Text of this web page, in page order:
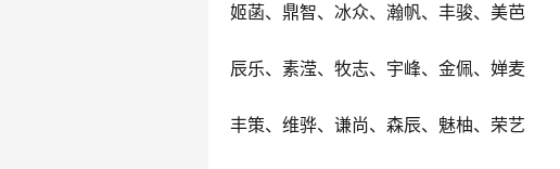
姬菡、鼎智、冰众、瀚帆、丰骏、美芭
辰乐、素滢、牧志、宇峰、金佩、婵麦
丰策、维骅、谦尚、森辰、魅柚、荣艺